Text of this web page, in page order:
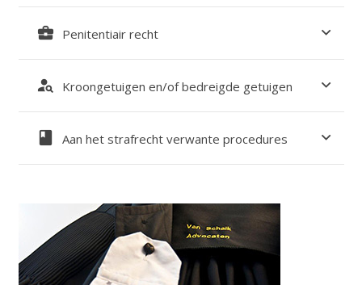
business_center Penitentiair recht
person_search Kroongetuigen en/of bedreigde getuigen
book Aan het strafrecht verwante procedures